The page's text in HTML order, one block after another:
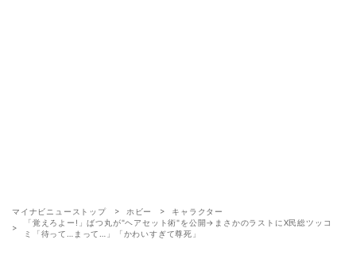
マイナビニューストップ ホビー
キャラクター
「覚えろよー!」ばつ丸が"ヘアセット術"を公開→まさかのラストにX民総ツッコ
ミ「待って…まって…」「かわいすぎて尊死」